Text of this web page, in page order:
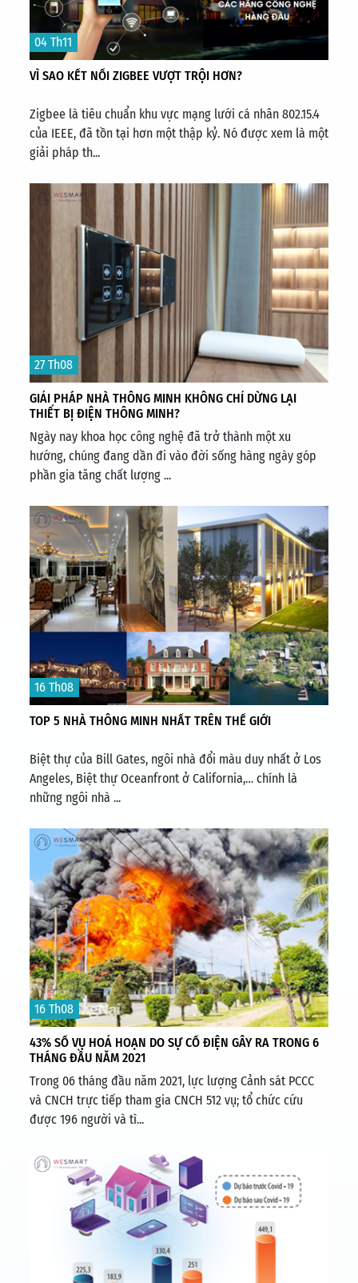
04 Th11
VÌ SAO KẾT NỐI ZIGBEE VƯỢT TRỘI HƠN?
Zigbee là tiêu chuẩn khu vực mạng lưới cá nhân 802.15.4
của IEEE, đã tồn tại hơn một thập kỷ. Nó được xem là một
giải pháp th...
27 Th08
GIẢI PHÁP NHÀ THÔNG MINH KHÔNG CHỈ DỪNG LẠI
THIẾT BỊ ĐIỆN THÔNG MINH?
Ngày nay khoa học công nghệ đã trở thành một xu
hướng, chúng đang dần đi vào đời sống hàng ngày góp
phần gia tăng chất lượng ...
16 Th08
TOP 5 NHÀ THÔNG MINH NHẤT TRÊN THẾ GIỚI
Biệt thự của Bill Gates, ngôi nhà đổi màu duy nhất ở Los
Angeles, Biệt thự Oceanfront ở California,… chính là
những ngôi nhà ...
16 Th08
43% SỐ VỤ HOẢ HOẠN DO SỰ CỐ ĐIỆN GÂY RA TRONG 6
THÁNG ĐẦU NĂM 2021
Trong 06 tháng đầu năm 2021, lực lượng Cảnh sát PCCC
và CNCH trực tiếp tham gia CNCH 512 vụ; tổ chức cứu
được 196 người và tì...